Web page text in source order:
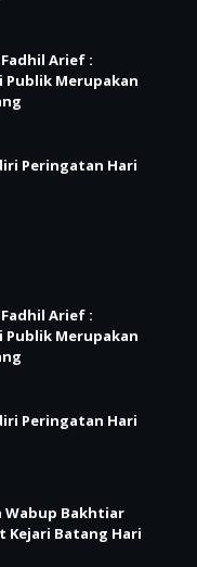
Arief :
Merupakan
Peringatan Hari
Arief :
Merupakan
Peringatan Hari
Wabup Bakhtiar
Kejari Batang Hari